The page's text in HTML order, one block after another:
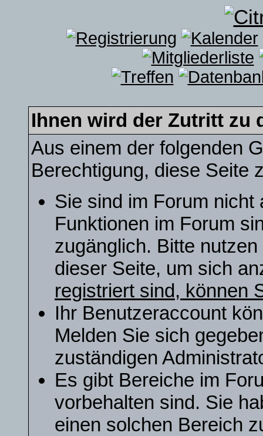
Ihnen wird der Zutritt zu
Aus einem der folgenden
Berechtigung, diese Seite
Sie sind im Forum nicht
Funktionen im Forum
zugänglich. Bitte
dieser Seite, um sich
registriert sind, können
Ihr Benutzeraccount
Melden Sie sich
zuständigen
Es gibt Bereiche im
vorbehalten sind. Sie
einen solchen Bereich